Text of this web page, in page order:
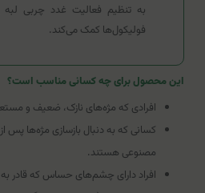
به تنظیم فعالیت غدد چربی
فولیکول‌ها کمک می‌کند.
این محصول برای چه کسانی مناسب است؟
افرادی که مژه‌های نازک، ضعیف و مستعد
کسانی که به دنبال بازسازی مژه‌ها پس
مصنوعی هستند.
افراد دارای چشم‌های حساس که قادر